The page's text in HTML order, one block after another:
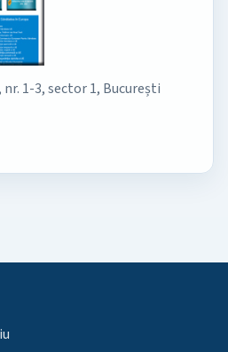
1-3, sector 1, București